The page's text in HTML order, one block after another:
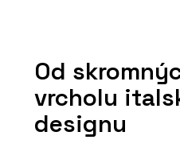
Od
vrcholu
designu